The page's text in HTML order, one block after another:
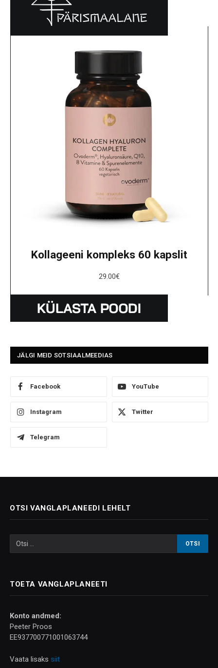
Kollageeni kompleks 60 kapslit
29.00€
JÄLGI MEID SOTSIAALMEEDIAS
Facebook YouTube
Instagram Twitter
Telegram
OTSI VANGLAPLANEEDI LEHELT
TOETA VANGLAPLANEETI
Konto andmed:
Peeter Proos
EE937700771001063744
Vaata lisaks siit